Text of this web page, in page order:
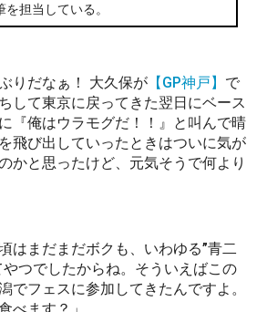
担当している。
ぶりだなぁ！ 大久保が 【GP神戸】 で
して東京に戻ってきた翌日にベース
『俺はウラモグだ！！』と叫んで晴
飛び出していったときはついに気が
かと思ったけど、元気そうで何より
頃はまだまだボクも、いわゆる”青二
やつでしたからね。そういえばこの
でフェスに参加してきたんですよ。